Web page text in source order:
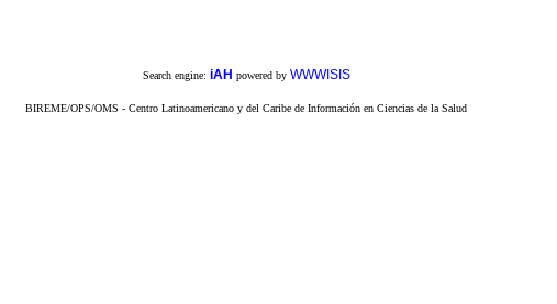
Search engine: iAH powered by WWWISIS
BIREME/OPS/OMS - Centro Latinoamericano y del Caribe de Información en Ciencias de la Salud